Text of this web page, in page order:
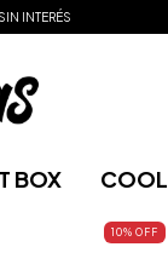
INTERÉS
BOX
10% OFF